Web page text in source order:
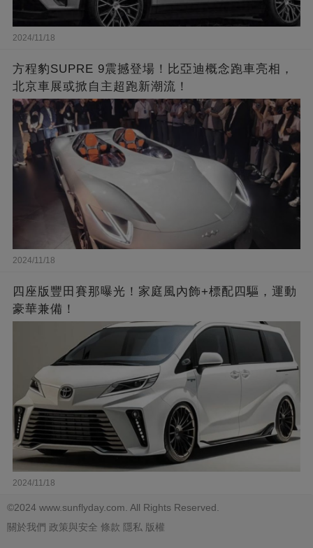
2024/11/18
方程豹SUPRE 9震撼登場！比亞迪概念跑車亮相，
北京車展或掀自主超跑新潮流！
2024/11/18
四座版豐田賽那曝光！家庭風內飾+標配四驅，運動
豪華兼備！
2024/11/18
©2024 www.sunflyday.com. All Rights Reserved.
關於我們 政策與安全 條款 隱私 版權